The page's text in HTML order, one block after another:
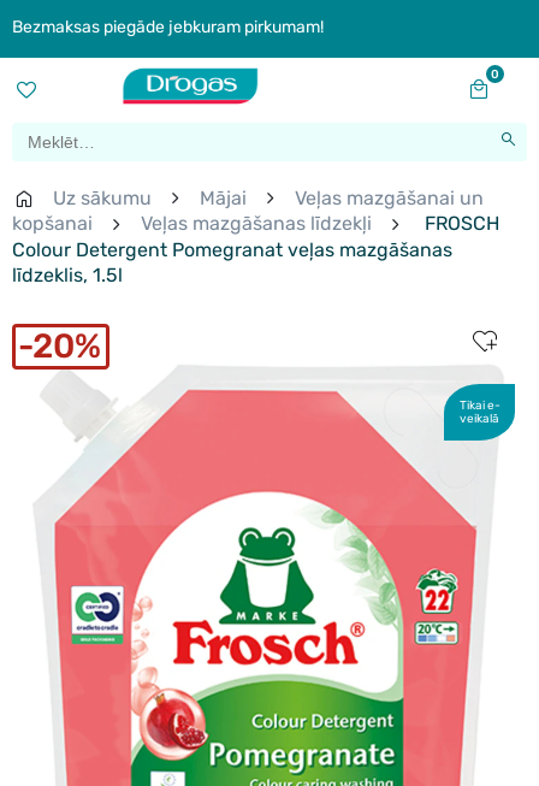
Bezmaksas piegāde jebkuram pirkumam!
0
Uz sākumu Mājai
Veļas mazgāšanai un
kopšanai
Veļas mazgāšanas līdzekļi
FROSCH
Colour Detergent Pomegranat veļas mazgāšanas
līdzeklis, 1.5l
20%
Tikai e-
veikalā